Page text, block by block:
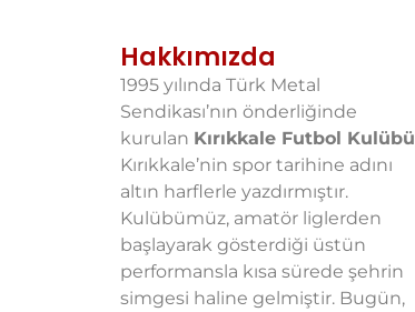
Hakkımızda
1995 yılında Türk Metal
Sendikası’nın önderliğinde
kurulan Kırıkkale Futbol Kulübü
Kırıkkale’nin spor tarihine adını
altın harflerle yazdırmıştır.
Kulübümüz, amatör liglerden
başlayarak gösterdiği üstün
performansla kısa sürede şehrin
simgesi haline gelmiştir. Bugün,